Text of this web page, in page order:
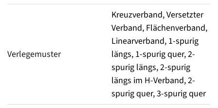
Verlegemuster
Kreuzverband, Versetzter
Verband, Flächenverband,
Linearverband, 1-spurig
längs, 1-spurig quer, 2-
spurig längs, 2-spurig
längs im H-Verband, 2-
spurig quer, 3-spurig quer